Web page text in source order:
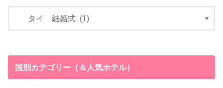
国別カテゴリー（＆人気ホテル）